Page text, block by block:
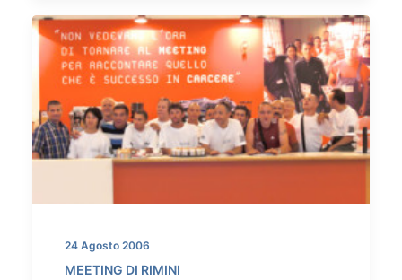
24 Agosto 2006
MEETING DI RIMINI